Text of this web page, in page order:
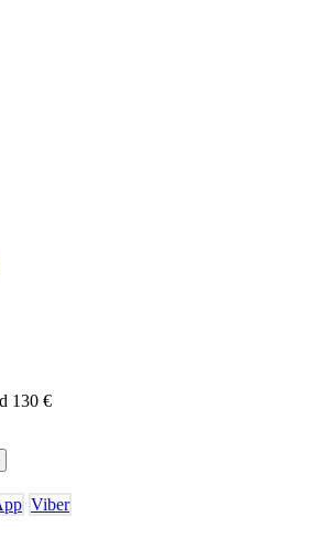
130 €
Viber